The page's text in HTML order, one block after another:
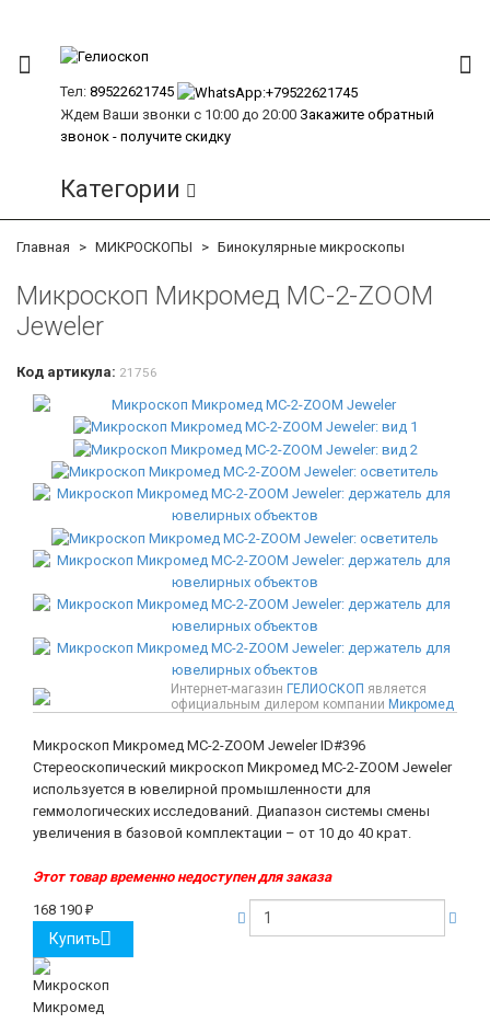
Тел: 89522621745
Ждем Ваши звонки с 10:00 до 20:00 Закажите обратный
звонок - получите скидку
Категории
Главная МИКРОСКОПЫ Бинокулярные микроскопы
Микроскоп Микромед МС-2-ZOOM
Jeweler
Код артикула: 21756
Интернет-магазин ГЕЛИОСКОП является
официальным дилером компании Микромед
Микроскоп Микромед МС-2-ZOOM JewelerID#396
Стереоскопический микроскоп Микромед МС-2-ZOOM Jeweler
используется в ювелирной промышленности для
геммологических исследований. Диапазон системы смены
увеличения в базовой комплектации – от 10 до 40 крат.
Этот товар временно недоступен для заказа
168 190 ₽
Купить